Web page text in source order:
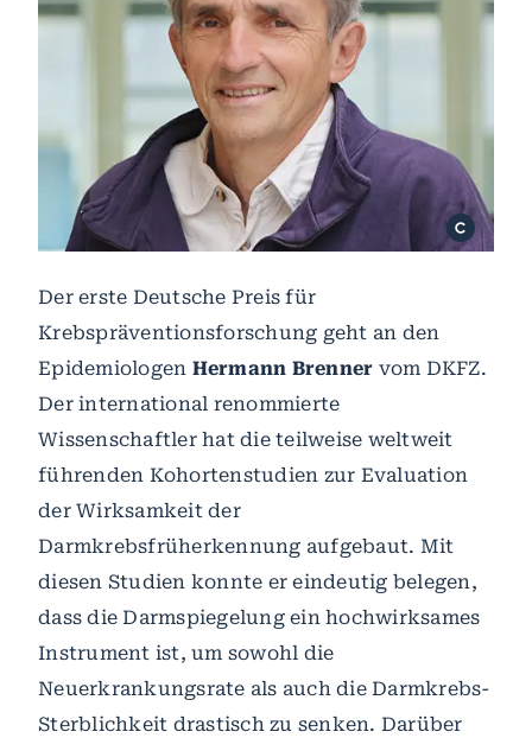
Der erste Deutsche Preis für
Krebspräventionsforschung geht an den
Epidemiologen Hermann Brenner vom DKFZ.
Der international renommierte
Wissenschaftler hat die teilweise weltweit
führenden Kohortenstudien zur Evaluation
der Wirksamkeit der
Darmkrebsfrüherkennung aufgebaut. Mit
diesen Studien konnte er eindeutig belegen,
dass die Darmspiegelung ein hochwirksames
Instrument ist, um sowohl die
Neuerkrankungsrate als auch die Darmkrebs-
Sterblichkeit drastisch zu senken. Darüber